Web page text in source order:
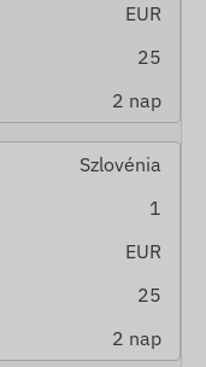
EUR
25
2 nap
Szlovénia
1
EUR
25
2 nap